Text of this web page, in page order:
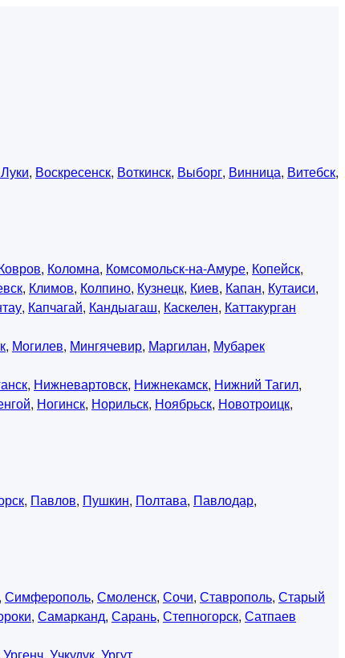
, Воскресенск, Воткинск, Выборг, Винница, Витебск,
, Коломна, Комсомольск-на-Амуре, Копейск,
, Климов, Колпино, Кузнецк, Киев, Капан, Кутаиси,
, Капчагай, Кандыагаш, Каскелен, Каттакурган
, Могилев, Мингячевир, Маргилан, Мубарек
, Нижневартовск, Нижнекамск, Нижний Тагил,
, Ногинск, Норильск, Ноябрьск, Новотроицк,
, Павлов, Пушкин, Полтава, Павлодар,
, Симферополь, Смоленск, Сочи, Ставрополь, Старый
, Самарканд, Сарань, Степногорск, Сатпаев